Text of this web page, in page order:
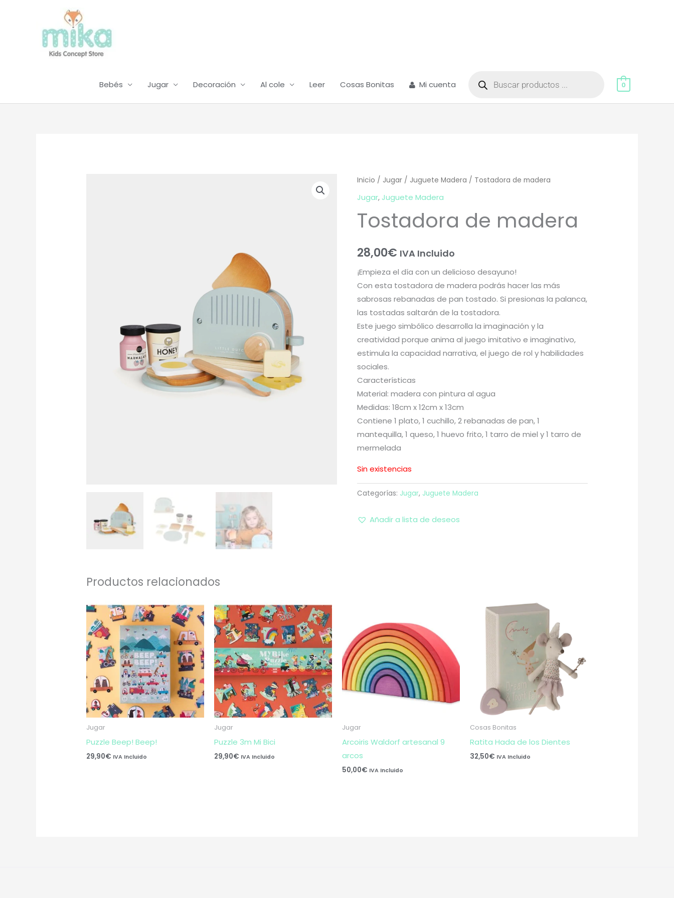
Bebés Jugar Decoración Al cole Leer Cosas Bonitas Mi cuenta productos 0
Inicio / Jugar / Juguete Madera / Tostadora de madera
Jugar, Juguete Madera
Tostadora de madera
28,00€ IVA Incluido
¡Empieza el día con un delicioso desayuno!
Con esta tostadora de madera podrás hacer las más
sabrosas rebanadas de pan tostado. Si presionas la palanca,
las tostadas saltarán de la tostadora.
Este juego simbólico desarrolla la imaginación y la
creatividad porque anima al juego imitativo e imaginativo,
estimula la capacidad narrativa, el juego de rol y habilidades
sociales.
Características
Material: madera con pintura al agua
Medidas: 18cm x 12cm x 13cm
Contiene 1 plato, 1 cuchillo, 2 rebanadas de pan, 1
mantequilla, 1 queso, 1 huevo frito, 1 tarro de miel y 1 tarro de
mermelada
Sin existencias
Categorías: Jugar, Juguete Madera
Añadir a lista de deseos
Productos relacionados
Jugar
Puzzle Beep! Beep!
29,90€ IVA Incluido
Jugar
Puzzle 3m Mi Bici
29,90€ IVA Incluido
Jugar
Arcoiris Waldorf artesanal 9
arcos
50,00€ IVA Incluido
Cosas Bonitas
Ratita Hada de los Dientes
32,50€ IVA Incluido